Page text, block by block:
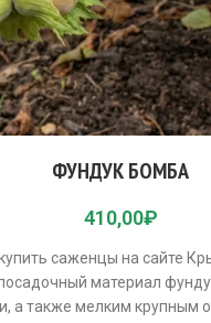
ФУНДУК БОМБА
410,00₽
саженцы на сайте
материал
а также мелким крупным